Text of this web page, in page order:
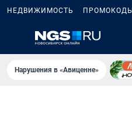
НЕДВИЖИМОСТЬ ПРОМОКОДЫ
Нарушения в «Авиценне»